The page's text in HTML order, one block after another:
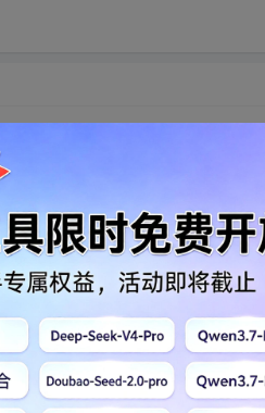
行探讨一下，被判广告直接封杀，